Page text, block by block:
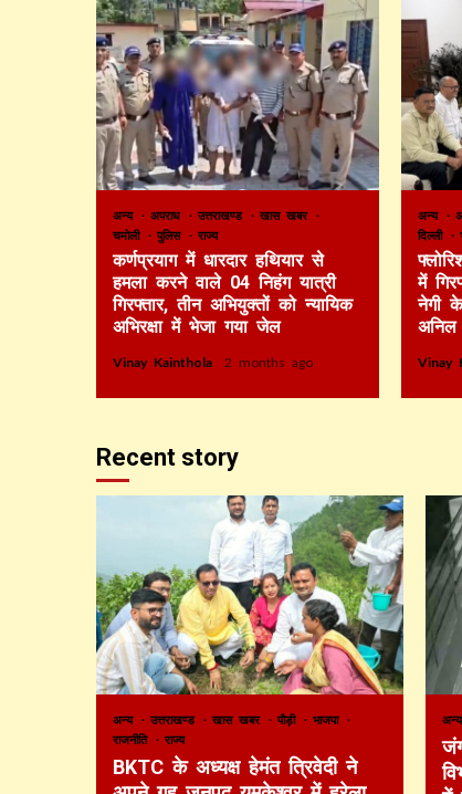
अन्य अपराध उत्तराखण्ड
खास खबर
चमोली
पुलिस राज्य
कर्णप्रयाग में धारदार हथियार से
हमला करने वाले 04 निहंग यात्री
गिरफ्तार, तीन अभियुक्तों को न्यायिक
अभिरक्षा में भेजा गया जेल
Vinay Kainthola 2 months ago
अन्य
दिल्ली
में
नेगी
Vinay
Recent story
अन्य उत्तराखण्ड खास खबर पौड़ी
भाजपा
राजनीति
राज्य
BKTC के अध्यक्ष हेमंत त्रिवेदी ने
अन्य